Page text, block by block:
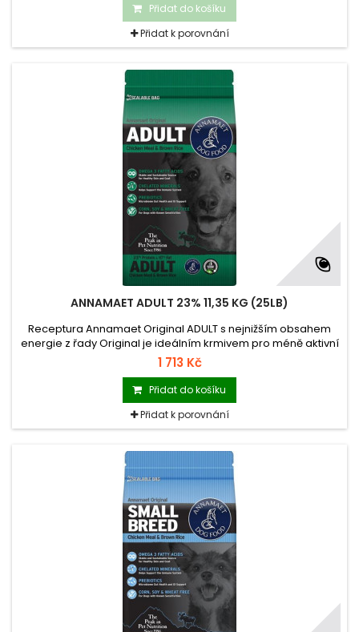
Přidat do košíku
Přidat k porovnání
ANNAMAET ADULT 23% 11,35 KG (25LB)
Receptura Annamaet Original ADULT s nejnižším obsahem
energie z řady Original je ideálním krmivem pro méně aktivní
psy, starší psy a psy velkých plemen – obecně pro psy s
pomalejším metabolismem.
1 713 Kč
Přidat do košíku
Přidat k porovnání